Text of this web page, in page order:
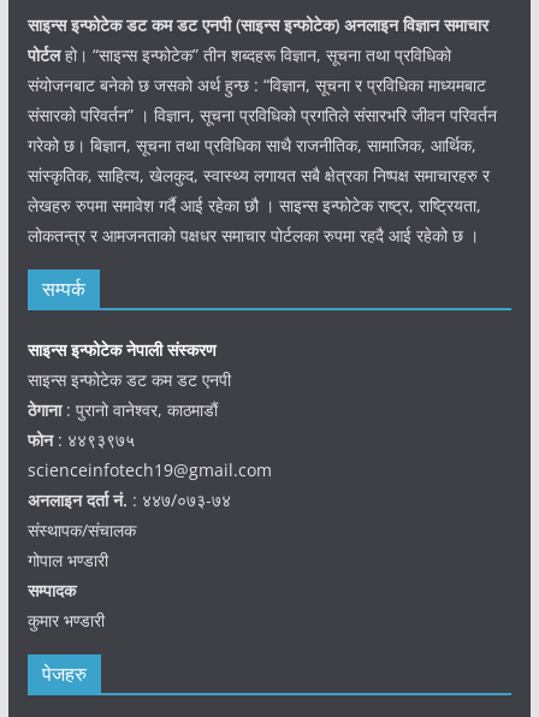
साइन्स इन्फोटेक डट कम डट एनपी (साइन्सइन्फोटेक) अनलाइन विज्ञान समाचार
पोर्टलहो। “साइन्स इन्फोटेक” तीन शब्दहरू विज्ञान, सूचना तथा प्रविधिको
संयोजनबाट बनेको छ जसको अर्थ हुन्छ : “विज्ञान, सूचना र प्रविधिका माध्यमबाट
संसारको परिवर्तन” । विज्ञान, सूचना प्रविधिको प्रगतिले संसारभरि जीवन परिवर्तन
गरेको छ। बिज्ञान, सूचना तथा प्रविधिका साथै राजनीतिक, सामाजिक, आर्थिक,
सांस्कृतिक, साहित्य, खेलकुद, स्वास्थ्य लगायत सबै क्षेत्रका निष्पक्ष समाचारहरु र
लेखहरु रुपमा समावेश गर्दै आई रहेका छौ । साइन्स इन्फोटेक राष्ट्र, राष्ट्रियता,
लोकतन्त्र र आमजनताको पक्षधर समाचार पोर्टलका रुपमा रहदै आई रहेको छ ।
सम्पर्क
साइन्स इन्फोटेक नेपाली संस्करण
साइन्स इन्फोटेक डट कम डट एनपी
ठेगाना: पुरानो वानेश्वर, काठमाडौं
फोन: ४४९३९७५
scienceinfotech19@gmail.com
अनलाइन दर्ता नं. : ४४७/०७३-७४
संस्थापक/संचालक
गोपाल भण्डारी
सम्पादक
कुमार भण्डारी
पेजहरु